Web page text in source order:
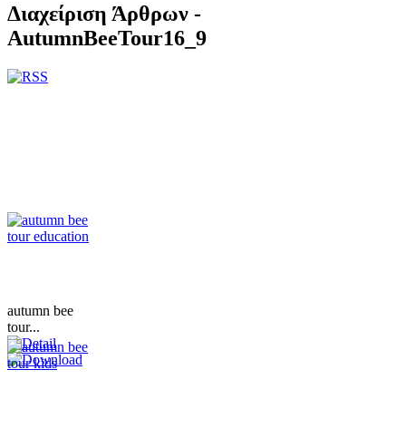
Διαχείριση Άρθρων -
AutumnBeeTour16_9
autumn bee
tour...